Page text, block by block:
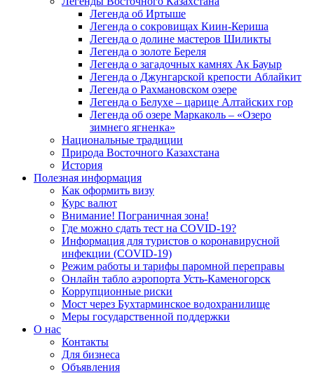
Легенда об Иртыше
Легенда о сокровищах Киин-Кериша
Легенда о долине мастеров Шиликты
Легенда о золоте Береля
Легенда о загадочных камнях Ак Бауыр
Легенда о Джунгарской крепости Аблайкит
Легенда о Рахмановском озере
Легенда о Белухе – царице Алтайских гор
Легенда об озере Маркаколь – «Озеро
зимнего ягненка»
Национальные традиции
Природа Восточного Казахстана
История
Полезная информация
Как оформить визу
Курс валют
Внимание! Пограничная зона!
Где можно сдать тест на COVID-19?
Информация для туристов о коронавирусной
инфекции (COVID-19)
Режим работы и тарифы паромной переправы
Онлайн табло аэропорта Усть-Каменогорск
Коррупционные риски
Мост через Бухтарминское водохранилище
Меры государственной поддержки
О нас
Контакты
Для бизнеса
Объявления